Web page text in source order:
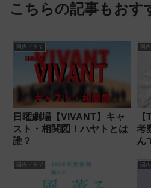
こちらの記事もおす
国内ドラマ
日曜劇場【VIVANT】キャ
スト・相関図！ハヤトとは
誰？
国
考
ん
国内ドラマ 国